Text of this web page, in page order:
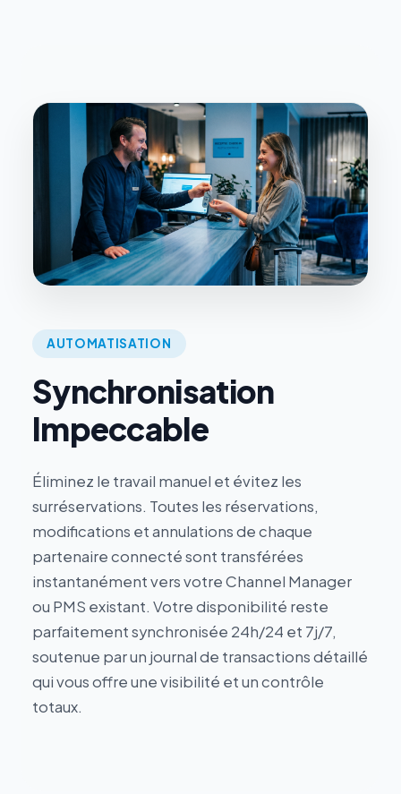
AUTOMATISATION
Synchronisation
Impeccable
Éliminez le travail manuel et évitez les
surréservations. Toutes les réservations,
modifications et annulations de chaque
partenaire connecté sont transférées
instantanément vers votre Channel Manager
ou PMS existant. Votre disponibilité reste
parfaitement synchronisée 24h/24 et 7j/7,
soutenue par un journal de transactions détaillé
qui vous offre une visibilité et un contrôle
totaux.